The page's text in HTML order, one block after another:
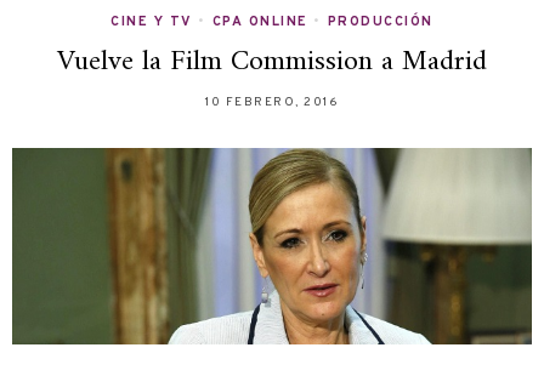
CINE Y TV • CPA ONLINE • PRODUCCIÓN
Vuelve la Film Commission a Madrid
10 FEBRERO, 2016